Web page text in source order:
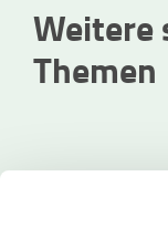
Weitere
Themen